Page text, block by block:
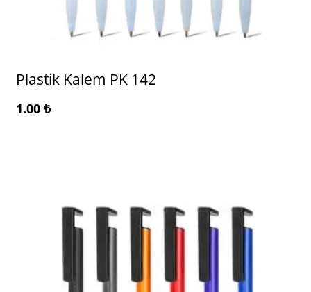
Plastik Kalem PK 142
1.00 ₺